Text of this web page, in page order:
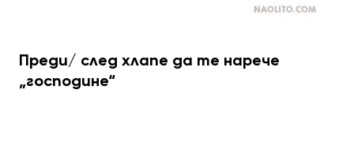
Преди/ след хлапе да те нарече
„господине“